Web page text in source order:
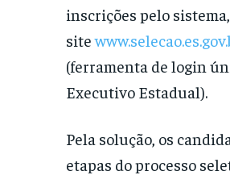
inscrições pelo
site
(ferramenta de login
Executivo Estadual).
Pela solução, os
etapas do processo